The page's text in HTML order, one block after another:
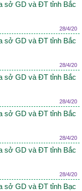
sở GD và ĐT tỉnh Bắc
28/4/20
sở GD và ĐT tỉnh Bắc
28/4/20
sở GD và ĐT tỉnh Bắc
28/4/20
sở GD và ĐT tỉnh Bắc
28/4/20
sở GD và ĐT tỉnh Bắc
28/4/20
sở GD và ĐT tỉnh Bạc